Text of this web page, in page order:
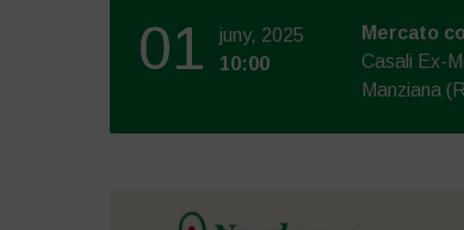
01
juny, 2025
10:00
Mercato
Casali Ex-
Manziana